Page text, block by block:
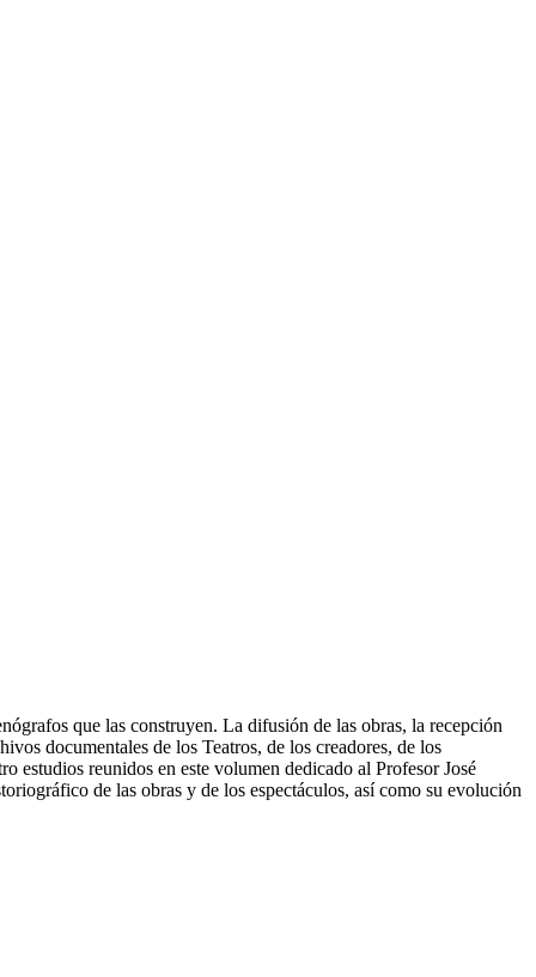
que las construyen. La difusión de las obras, la recepción
documentales de los Teatros, de los creadores, de los
estudios reunidos en este volumen dedicado al Profesor José
de las obras y de los espectáculos, así como su evolución